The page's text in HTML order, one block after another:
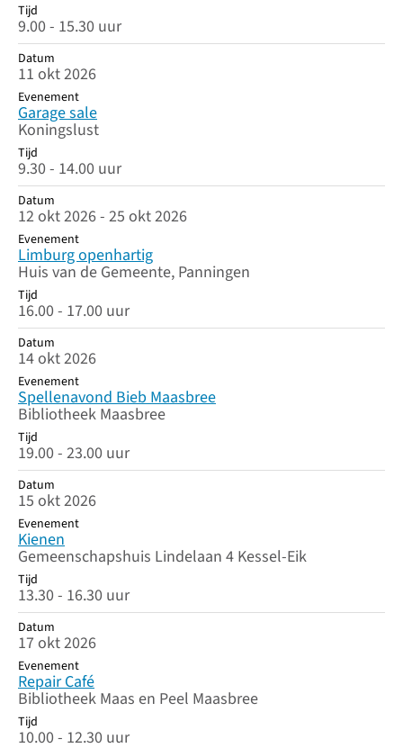
Tijd
9.00 - 15.30 uur
Datum
11 okt 2026
Evenement
Garage sale
Koningslust
Tijd
9.30 - 14.00 uur
Datum
12 okt 2026 - 25 okt 2026
Evenement
Limburg openhartig
Huis van de Gemeente, Panningen
Tijd
16.00 - 17.00 uur
Datum
14 okt 2026
Evenement
Spellenavond Bieb Maasbree
Bibliotheek Maasbree
Tijd
19.00 - 23.00 uur
Datum
15 okt 2026
Evenement
Kienen
Gemeenschapshuis Lindelaan 4 Kessel-Eik
Tijd
13.30 - 16.30 uur
Datum
17 okt 2026
Evenement
Repair Café
Bibliotheek Maas en Peel Maasbree
Tijd
10.00 - 12.30 uur